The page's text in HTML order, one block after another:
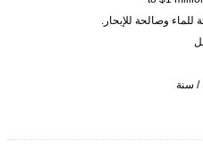
للماء وصالحة للإبحار.